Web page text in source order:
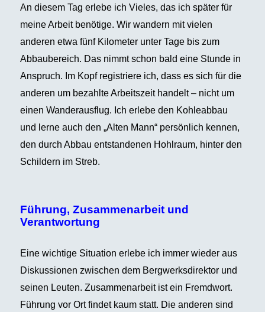
An diesem Tag erlebe ich Vieles, das ich später für
meine Arbeit benötige. Wir wandern mit vielen
anderen etwa fünf Kilometer unter Tage bis zum
Abbaubereich. Das nimmt schon bald eine Stunde in
Anspruch. Im Kopf registriere ich, dass es sich für die
anderen um bezahlte Arbeitszeit handelt – nicht um
einen Wanderausflug. Ich erlebe den Kohleabbau
und lerne auch den „Alten Mann“ persönlich kennen,
den durch Abbau entstandenen Hohlraum, hinter den
Schildern im Streb.
Führung, Zusammenarbeit und
Verantwortung
Eine wichtige Situation erlebe ich immer wieder aus
Diskussionen zwischen dem Bergwerksdirektor und
seinen Leuten. Zusammenarbeit ist ein Fremdwort.
Führung vor Ort findet kaum statt. Die anderen sind